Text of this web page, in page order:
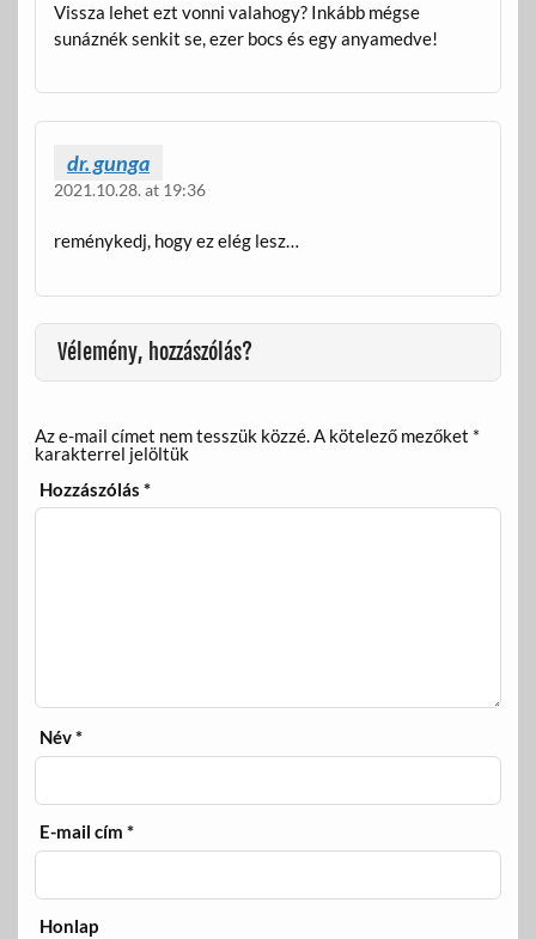
Vissza lehet ezt vonni valahogy? Inkább mégse
sunáznék senkit se, ezer bocs és egy anyamedve!
dr. gunga
2021.10.28. at 19:36
reménykedj, hogy ez elég lesz…
Vélemény, hozzászólás?
Az e-mail címet nem tesszük közzé.A kötelező mezőket *
karakterrel jelöltük
Hozzászólás*
Név*
E-mail cím*
Honlap